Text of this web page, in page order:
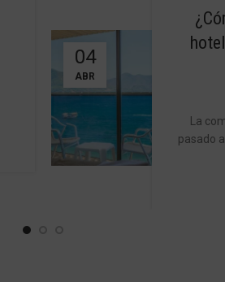
04
ABR
La
pasado